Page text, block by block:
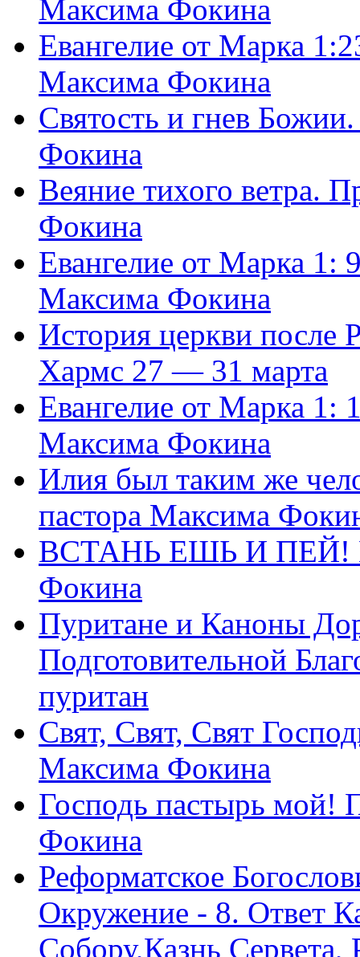
Максима Фокина
Евангелие от Марка
Максима Фокина
Святость и гнев
Фокина
Веяние тихого ветра.
Фокина
Евангелие от Марка 1:
Максима Фокина
История церкви
Хармс 27 — 31 марта
Евангелие от Марка 1:
Максима Фокина
Илия был таким же
пастора Максима
ВСТАНЬ ЕШЬ И ПЕЙ!
Фокина
Пуритане и Каноны
Подготовительной
пуритан
Свят, Свят, Свят
Максима Фокина
Господь пастырь мой!
Фокина
Реформатское
Окружение - 8. Ответ
Собору,Казнь Сервета,